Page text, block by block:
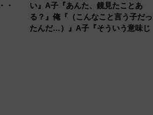
・
い』A子『あんた、鏡見たことあ
る？』俺『（こんなこと言う子だっ
たんだ…）』A子『そういう意味じ